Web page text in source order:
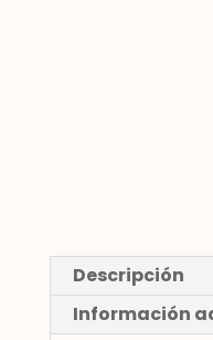
Descripción
Información